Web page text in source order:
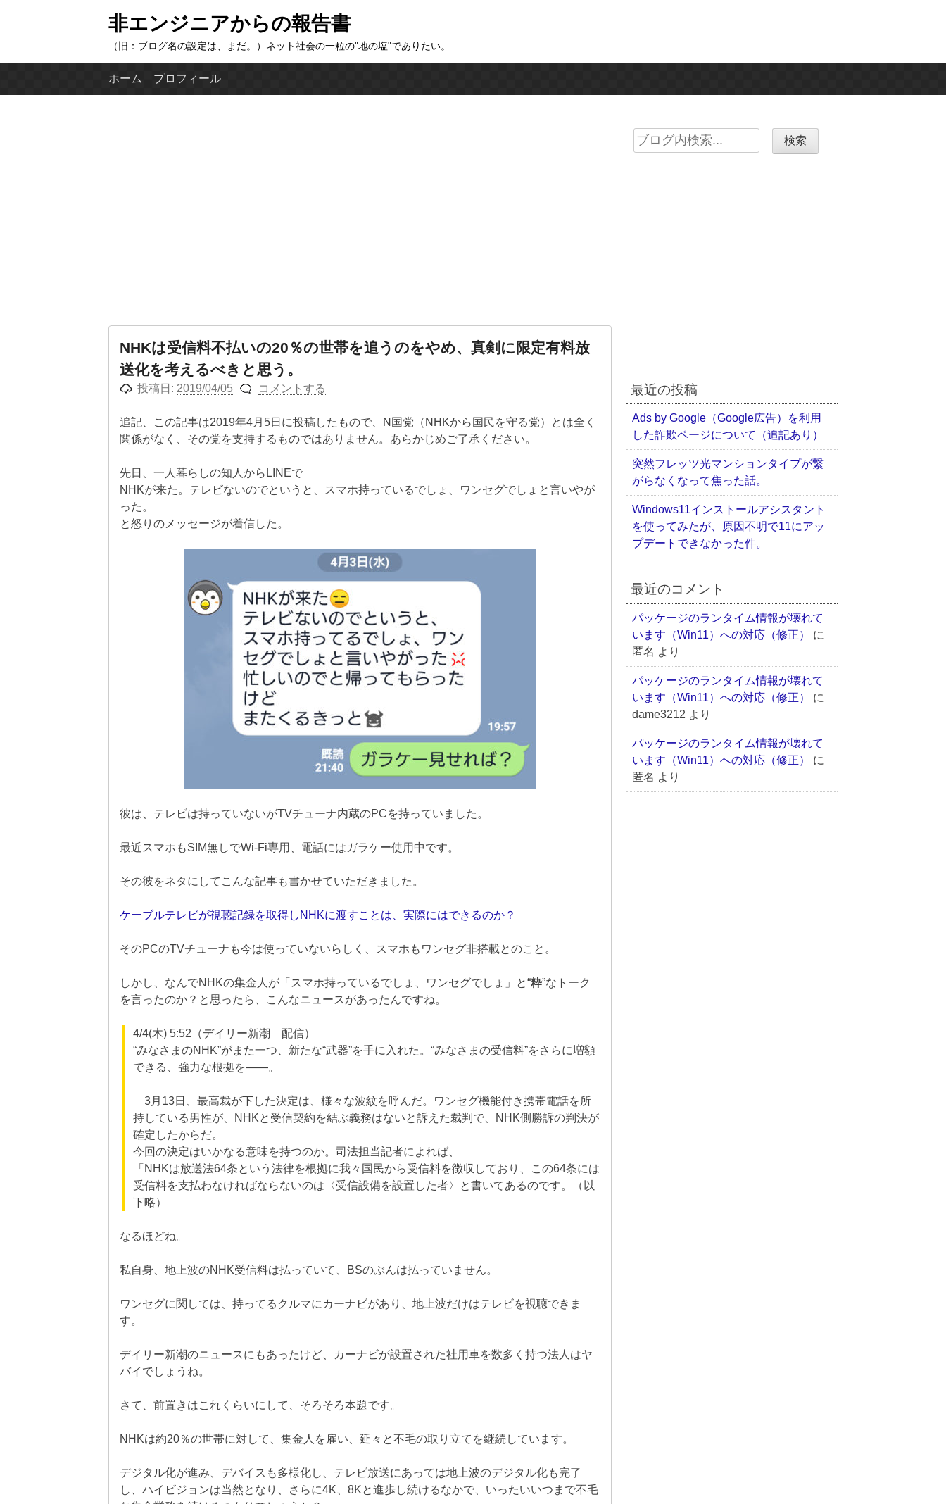
コ
ン
テ
ツ
非エンジニアからの報告書
（旧：ブログ名の設定は、まだ。）ネット社会の一粒の"地の塩"でありたい。
ホーム プロフィール
NHKは受信料不払いの20％の世帯を追うのをやめ、真剣に限定有料放
送化を考えるべきと思う。
投稿日: 2019/04/05 コメントする
追記、この記事は2019年4月5日に投稿したもので、N国党（NHKから国民を守る党）とは全く
関係がなく、その党を支持するものではありません。あらかじめご了承ください。
先日、一人暮らしの知人からLINEで
NHKが来た。テレビないのでというと、スマホ持っているでしょ、ワンセグでしょと言いやが
った。
と怒りのメッセージが着信した。
彼は、テレビは持っていないがTVチューナ内蔵のPCを持っていました。
最近スマホもSIM無しでWi-Fi専用、電話にはガラケー使用中です。
その彼をネタにしてこんな記事も書かせていただきました。
ケーブルテレビが視聴記録を取得しNHKに渡すことは、実際にはできるのか？
そのPCのTVチューナも今は使っていないらしく、スマホもワンセグ非搭載とのこと。
しかし、なんでNHKの集金人が「スマホ持っているでしょ、ワンセグでしょ」と“粋”なトーク
を言ったのか？と思ったら、こんなニュースがあったんですね。
4/4(木) 5:52（デイリー新潮 配信）
“みなさまのNHK”がまた一つ、新たな“武器”を手に入れた。“みなさまの受信料”をさらに増額
できる、強力な根拠を――。
3月13日、最高裁が下した決定は、様々な波紋を呼んだ。ワンセグ機能付き携帯電話を所
持している男性が、NHKと受信契約を結ぶ義務はないと訴えた裁判で、NHK側勝訴の判決が
確定したからだ。
今回の決定はいかなる意味を持つのか。司法担当記者によれば、
「NHKは放送法64条という法律を根拠に我々国民から受信料を徴収しており、この64条には
受信料を支払わなければならないのは〈受信設備を設置した者〉と書いてあるのです。（以
下略）
なるほどね。
私自身、地上波のNHK受信料は払っていて、BSのぶんは払っていません。
ワンセグに関しては、持ってるクルマにカーナビがあり、地上波だけはテレビを視聴できま
す。
デイリー新潮のニュースにもあったけど、カーナビが設置された社用車を数多く持つ法人はヤ
バイでしょうね。
さて、前置きはこれくらいにして、そろそろ本題です。
NHKは約20％の世帯に対して、集金人を雇い、延々と不毛の取り立てを継続しています。
デジタル化が進み、デバイスも多様化し、テレビ放送にあっては地上波のデジタル化も完了
し、ハイビジョンは当然となり、さらに4K、8Kと進歩し続けるなかで、いったいいつまで不毛
Search
最近の投稿
Ads by Google（Google広告）を利用
した詐欺ページについて（追記あり）
突然フレッツ光マンションタイプが繋
がらなくなって焦った話。
Windows11インストールアシスタント
を使ってみたが、原因不明で11にアッ
プデートできなかった件。
最近のコメント
パッケージのランタイム情報が壊れて
います（Win11）への対応（修正）
に
匿名 より
パッケージのランタイム情報が壊れて
います（Win11）への対応（修正）
に
dame3212 より
パッケージのランタイム情報が壊れて
います（Win11）への対応（修正）
に
匿名 より